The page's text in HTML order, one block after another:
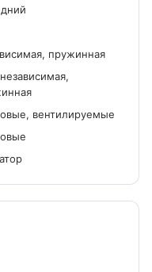
пружинная
вентилируемые